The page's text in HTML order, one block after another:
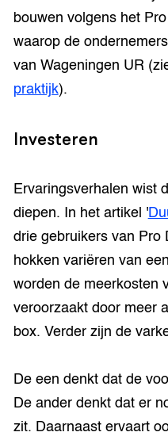
bouwen volgens het
waarop de
van Wageningen UR
praktijk).
Investeren
Ervaringsverhalen wist
diepen. In het artikel '
drie gebruikers van Pro
hokken variëren van
worden de meerkosten
veroorzaakt door meer
box. Verder zijn de
De een denkt dat de
De ander denkt dat er
zit. Daarnaast ervaart